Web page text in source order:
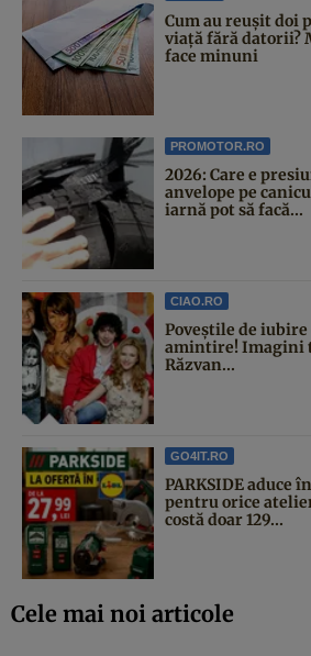
Cum au reușit doi
viață fără datorii?
face minuni
PROMOTOR.RO
2026: Care e
anvelope pe
iarnă pot să facă...
CIAO.RO
Poveştile de iubire
amintire! Imagini
Răzvan...
GO4IT.RO
PARKSIDE aduce
pentru orice
costă doar 129...
Cele mai noi articole